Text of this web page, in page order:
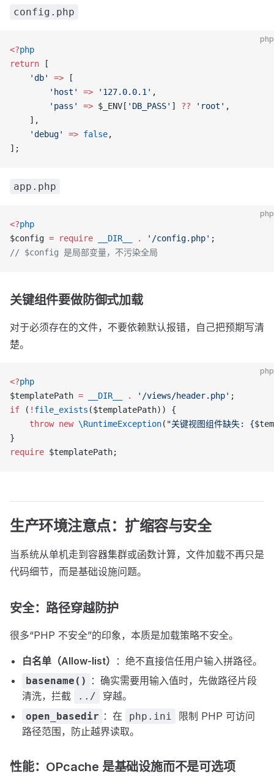
config.php
php
<?php
return [
    'db'
=> [
        'host'
=> '127.0.0.1' ,
        'pass'
=> $_ENV[ 'DB_PASS' ] ?? 'root' ,
    ],
    'debug'
=> false,
];
app.php
php
<?php
$config = require __DIR__ . '/config.php' ;
// $config 是局部变量，不污染全局
关键组件要做防御式加载
对于必须存在的文件，不要依赖默认报错，自己把预期写清
楚。
php
<?php
$templatePath = __DIR__ . '/views/header.php' ;
if ( ! file_exists ($templatePath)) {
    throw
new \RuntimeException( "关键视图组件缺失: {
}
require $templatePath;
生产环境注意点：扩缩容与安全
当系统从单机走到容器集群或函数计算，文件加载不再只是
代码细节，而是基础设施问题。
安全：路径穿越防护
很多“PHP 不安全”的印象，本质是加载策略不安全。
白名单（Allow-list） ：绝不直接信任用户输入拼路径。
basename()
：确实需要用输入值时，先做路径片段
清洗，拦截
../ 穿越。
open_basedir ：在 php.ini
限制 PHP 可访问
路径范围，防止越界读取。
性能：OPcache 是基础设施而不是可选项